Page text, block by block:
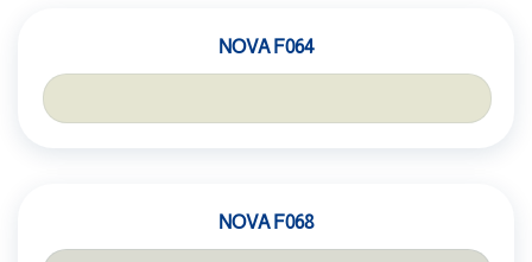
NOVA F064
NOVA F068